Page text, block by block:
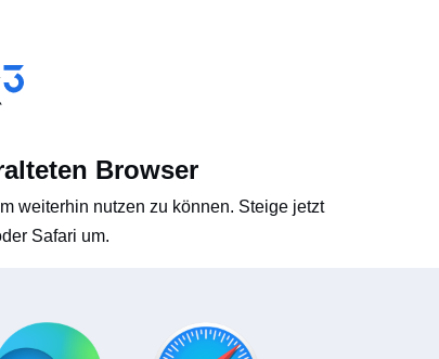
Browser
weiterhin nutzen zu können. Steige jetzt
Safari um.